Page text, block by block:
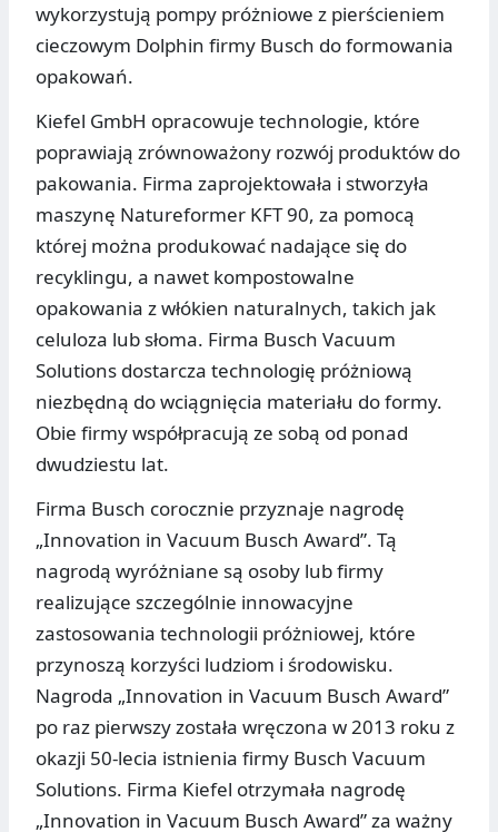
wykorzystują pompy próżniowe z pierścieniem
cieczowym Dolphin firmy Busch do formowania
opakowań.
Kiefel GmbH opracowuje technologie, które
poprawiają zrównoważony rozwój produktów do
pakowania. Firma zaprojektowała i stworzyła
maszynę Natureformer KFT 90, za pomocą
której można produkować nadające się do
recyklingu, a nawet kompostowalne
opakowania z włókien naturalnych, takich jak
celuloza lub słoma. Firma Busch Vacuum
Solutions dostarcza technologię próżniową
niezbędną do wciągnięcia materiału do formy.
Obie firmy współpracują ze sobą od ponad
dwudziestu lat.
Firma Busch corocznie przyznaje nagrodę
„Innovation in Vacuum Busch Award”. Tą
nagrodą wyróżniane są osoby lub firmy
realizujące szczególnie innowacyjne
zastosowania technologii próżniowej, które
przynoszą korzyści ludziom i środowisku.
Nagroda „Innovation in Vacuum Busch Award”
po raz pierwszy została wręczona w 2013 roku z
okazji 50-lecia istnienia firmy Busch Vacuum
Solutions. Firma Kiefel otrzymała nagrodę
„Innovation in Vacuum Busch Award” za ważny